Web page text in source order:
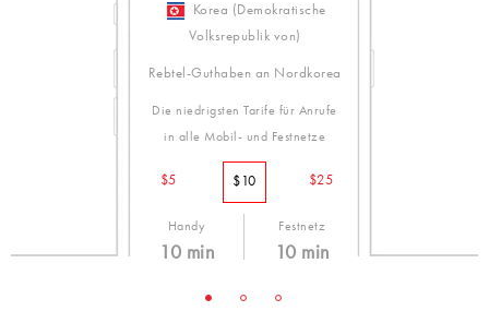
Korea (Demokratische
Volksrepublik von)
Rebtel-Guthaben an Nordkorea
Die niedrigsten Tarife für Anrufe
in alle Mobil- und Festnetze
$5 $10 $25
Handy
10 min
Festnetz
10 min